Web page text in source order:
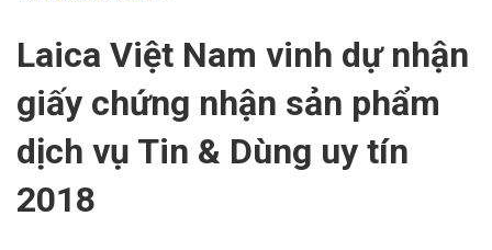
Laica Việt Nam vinh dự nhận
giấy chứng nhận sản phẩm
dịch vụ Tin & Dùng uy tín
2018